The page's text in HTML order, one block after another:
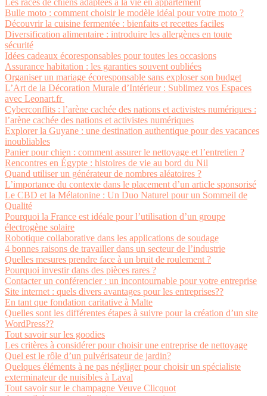
Les races de chiens adaptées à la vie en appartement
Bulle moto : comment choisir le modèle idéal pour votre moto ?
Découvrir la cuisine fermentée : bienfaits et recettes faciles
Diversification alimentaire : introduire les allergènes en toute
sécurité
Idées cadeaux écoresponsables pour toutes les occasions
Assurance habitation : les garanties souvent oubliées
Organiser un mariage écoresponsable sans exploser son budget
L’Art de la Décoration Murale d’Intérieur : Sublimez vos Espaces
avec Leonart.fr
Cyberconflits : l’arène cachée des nations et activistes numériques :
l’arène cachée des nations et activistes numériques
Explorer la Guyane : une destination authentique pour des vacances
inoubliables
Panier pour chien : comment assurer le nettoyage et l’entretien ?
Rencontres en Égypte : histoires de vie au bord du Nil
Quand utiliser un générateur de nombres aléatoires ?
L’importance du contexte dans le placement d’un article sponsorisé
Le CBD et la Mélatonine : Un Duo Naturel pour un Sommeil de
Qualité
Pourquoi la France est idéale pour l’utilisation d’un groupe
électrogène solaire
Robotique collaborative dans les applications de soudage
4 bonnes raisons de travailler dans un secteur de l’industrie
Quelles mesures prendre face à un bruit de roulement ?
Pourquoi investir dans des pièces rares ?
Contacter un conférencier : un incontournable pour votre entreprise
Site internet : quels divers avantages pour les entreprises??
En tant que fondation caritative à Malte
Quelles sont les différentes étapes à suivre pour la création d’un site
WordPress??
Tout savoir sur les goodies
Les critères à considérer pour choisir une entreprise de nettoyage
Quel est le rôle d’un pulvérisateur de jardin?
Quelques éléments à ne pas négliger pour choisir un spécialiste
exterminateur de nuisibles à Laval
Tout savoir sur le champagne Veuve Clicquot